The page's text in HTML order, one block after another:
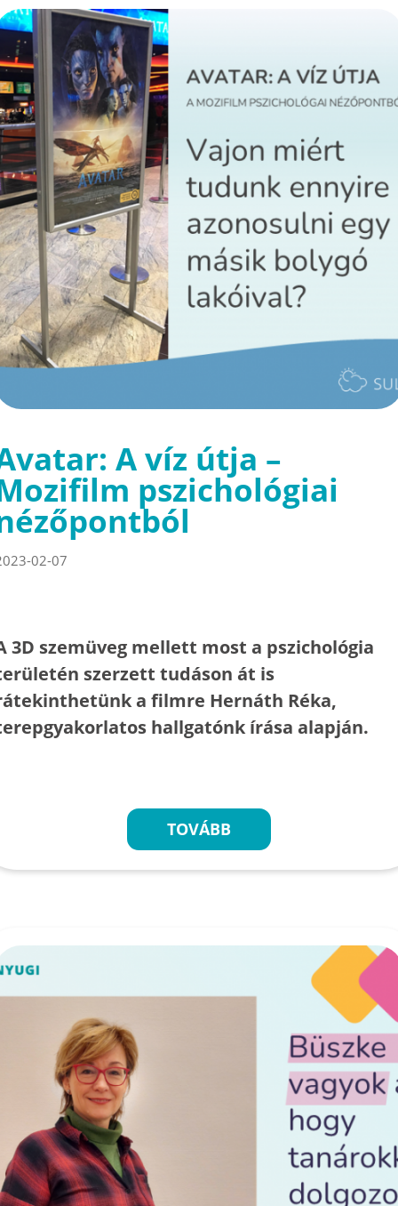
A víz útja –
pszichológiai
02-07
3D szemüveg mellett most a pszichológia
szerzett tudáson át is
a filmre Hernáth Réka,
hallgatónk írása alapján.
TOVÁBB